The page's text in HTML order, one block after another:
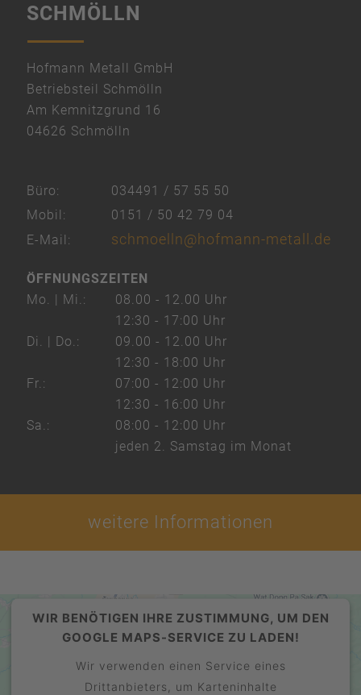
Mehr Informationen
Usercentrics Consent Management
Platform
SCHMÖLLN
Hofmann Metall GmbH
Betriebsteil Schmölln
Am Kemnitzgrund 16
04626 Schmölln
Büro:
034491 / 57 55 50
Mobil:
0151 / 50 42 79 04
E-Mail:
schmoelln@hofmann-metall.de
ÖFFNUNGSZEITEN
Mo. | Mi.:
08.00 - 12.00 Uhr
12:30 - 17:00 Uhr
Di. | Do.:
09.00 - 12.00 Uhr
12:30 - 18:00 Uhr
Fr.:
07:00 - 12:00 Uhr
12:30 - 16:00 Uhr
Sa.:
08:00 - 12:00 Uhr
jeden 2. Samstag im Monat
weitere Informationen
WIR BENÖTIGEN IHRE ZUSTIMMUNG, UM DEN
GOOGLE MAPS-SERVICE ZU LADEN!
Wir verwenden einen Service eines
Drittanbieters, um Karteninhalte